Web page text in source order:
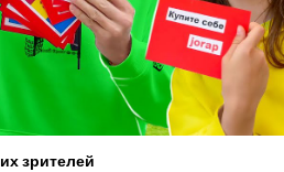
зрителей